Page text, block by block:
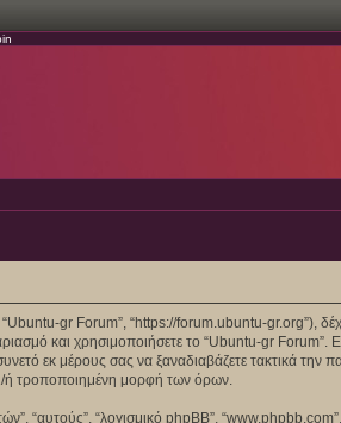
gr Forum”, “https://forum.ubuntu-gr.org”),
και χρησιμοποιήσετε το “Ubuntu-gr Forum”.
εκ μέρους σας να ξαναδιαβάζετε τακτικά την
ή τροποποιημένη μορφή των όρων.
“αυτούς”, “λογισμικό phpBB”,